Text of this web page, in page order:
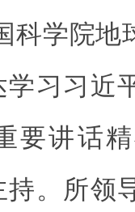
科学院
习习近
要讲话
。所领